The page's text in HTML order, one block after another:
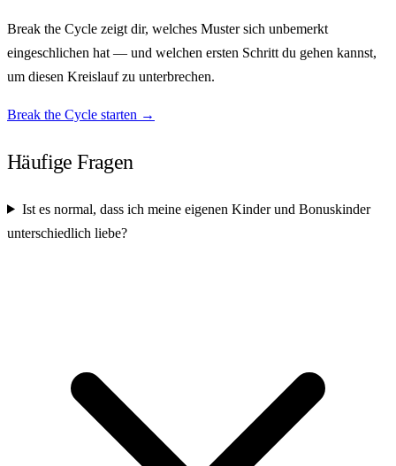
Break the Cycle zeigt dir, welches Muster sich unbemerkt
eingeschlichen hat — und welchen ersten Schritt du gehen kannst,
um diesen Kreislauf zu unterbrechen.
Break the Cycle starten →
Häufige Fragen
Ist es normal, dass ich meine eigenen Kinder und Bonuskinder
unterschiedlich liebe?